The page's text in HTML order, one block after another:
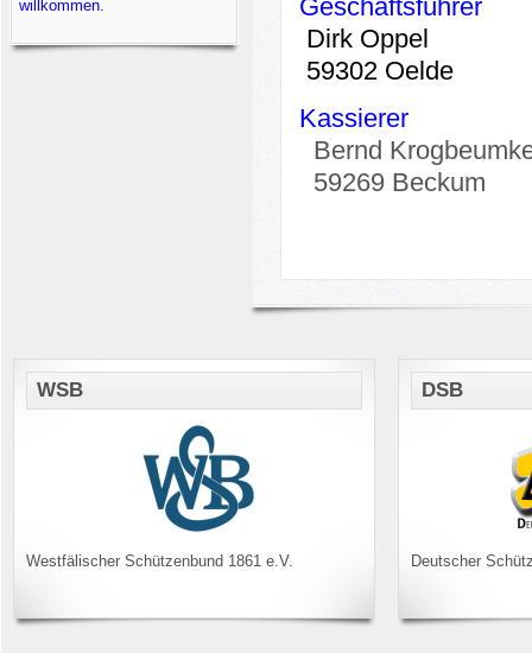
willkommen.
Geschäftsführer
Dirk Oppel
59302 Oelde
Kassierer
Bernd
59269 Beckum
WSB
Westfälischer Schützenbund 1861 e.V.
DSB
Deutscher